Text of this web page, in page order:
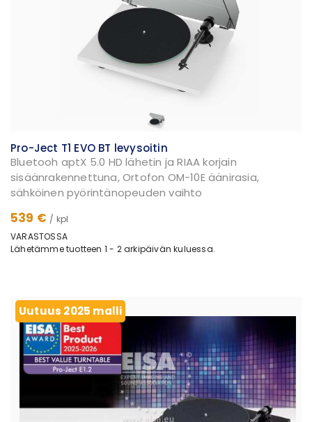
Pro-Ject T1 EVO BT levysoitin
Bluetooh aptX 5.0 HD lähetin ja RIAA korjain
sisäänrakennettuna, Ortofon OM-10E äänirasia,
sähköinen pyörintänopeuden vaihto
539 € / kpl
VARASTOSSA
Lähetämme tuotteen 1 - 2 arkipäivän kuluessa.
Uutuus 2025 malli